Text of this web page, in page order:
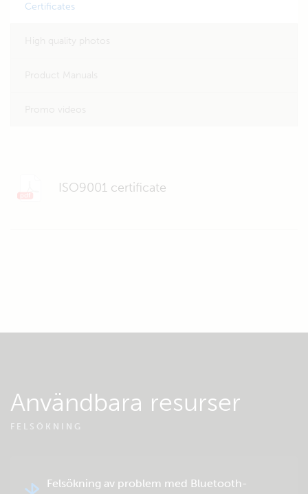
Certificates
ISO9001 certificate
Användbara resurser
FELSÖKNING
Felsökning av problem med Bluetooth-